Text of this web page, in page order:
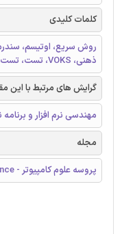
کلمات کلیدی
روش سریع، اوتیسم،
ذهنی، VOKS، ‌تست، تست واحد
گرایش های مرتبط با این
مهندسی نرم افزار و
مجله
پروسه علوم کامپیوتر - Procedia Computer Science